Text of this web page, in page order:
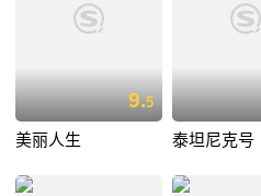
9.5
美丽人生 泰坦尼克号